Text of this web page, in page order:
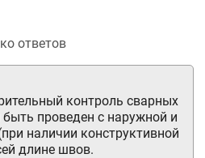
ответов
контроль сварных
проведен с наружной и
наличии конструктивной
длине швов.